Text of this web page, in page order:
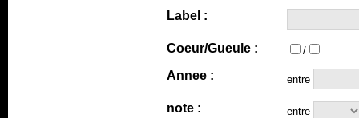
Label :
Coeur/Gueule : /
Annee : entre
note : entre